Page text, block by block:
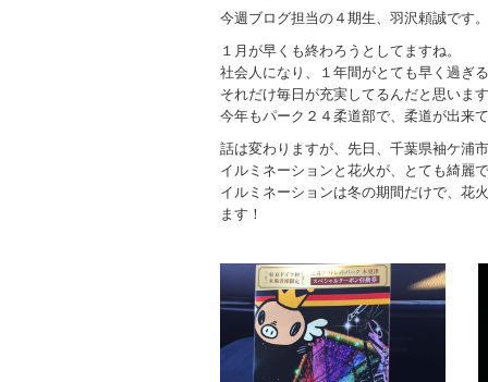
今週ブログ担当の４期生、羽沢頼誠です。
１月が早くも終わろうとしてますね。
社会人になり、１年間がとても早く過ぎ
それだけ毎日が充実してるんだと思いま
今年もパーク２４柔道部で、柔道が出来
話は変わりますが、先日、千葉県袖ケ浦
イルミネーションと花火が、とても綺麗
イルミネーションは冬の期間だけで、花
ます！